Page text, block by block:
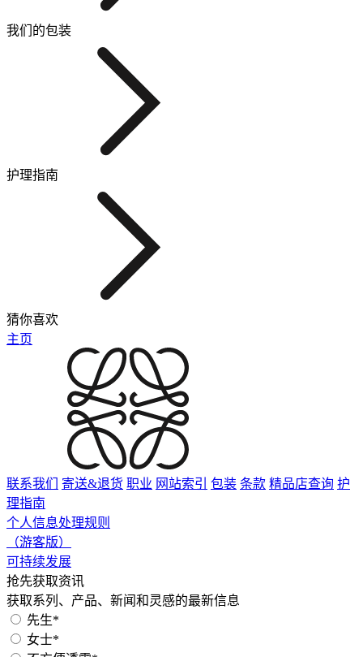
我们的包装
护理指南
猜你喜欢
主页
联系我们 寄送&退货 职业 网站索引 包装 条款 精品店查询 护
理指南
个人信息处理规则
（游客版）
可持续发展
抢先获取资讯
获取系列、产品、新闻和灵感的最新信息
先生*
女士*